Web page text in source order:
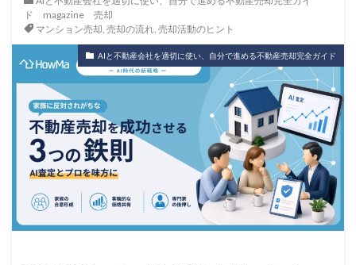
ド
magazine
売却
マンション売却, 売却の流れ, 売却活動のヒント
AIと不動産会社を適切に使い、自分で進める不動産売却完全ガイド